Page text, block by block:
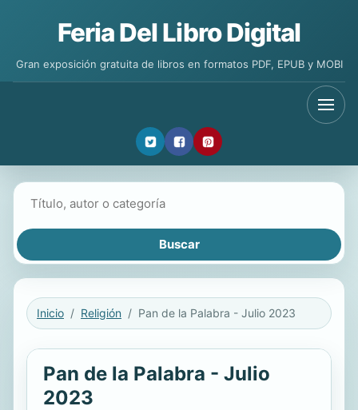
Feria Del Libro Digital
Gran exposición gratuita de libros en formatos PDF, EPUB y MOBI
Inicio Religión Pan de la Palabra - Julio 2023
Pan de la Palabra - Julio
2023